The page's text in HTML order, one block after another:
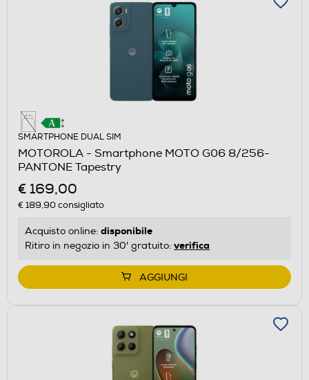
SMARTPHONE DUAL SIM
MOTOROLA - Smartphone MOTO G06 8/256-
PANTONE Tapestry
€ 169,00
€ 189,90consigliato
Acquisto online: disponibile
Ritiro in negozio in 30' gratuito: verifica
AGGIUNGI